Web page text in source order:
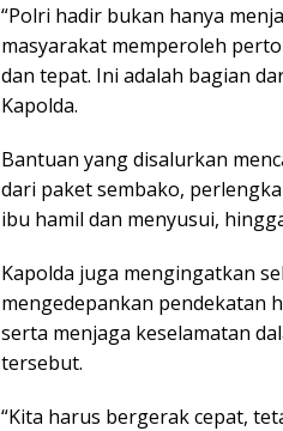
“Polri hadir bukan hanya
masyarakat memperoleh
dan tepat. Ini adalah bagian
Kapolda.
Bantuan yang disalurkan
dari paket sembako,
ibu hamil dan menyusui,
Kapolda juga mengingatkan
mengedepankan pendekatan
serta menjaga keselamatan
tersebut.
“Kita harus bergerak cepat,